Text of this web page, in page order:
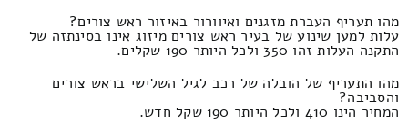
מהו תעריף העברת מזגנים ואיוורור באיזור ראש צורים?
עלות למען שינוע של בעיר ראש צורים מיזוג אינו בסינתזה של
התקנה העלות זהו 350 ולכל היותר 190 שקלים.
מהו התעריף של הובלה של רכב לגיל השלישי בראש צורים
והסביבה?
המחיר הינו 410 ולכל היותר 190 שקל חדש.